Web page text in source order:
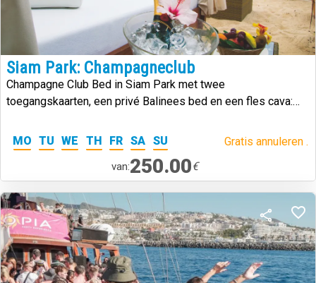
Siam Park: Champagneclub
Champagne Club Bed in Siam Park met twee
toegangskaarten, een privé Balinees bed en een fles cava:
MO TU WE TH FR SA SU Gratis annuleren .
van:250.00€